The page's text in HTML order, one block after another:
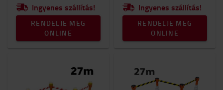
Ingyenes szállítás!
RENDELJE MEG
ONLINE
Ingyenes szállítás!
RENDELJE MEG
ONLINE